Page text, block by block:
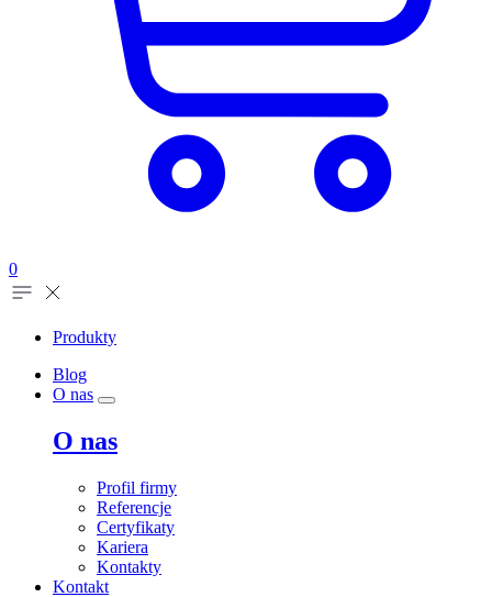
0
Produkty
Blog
O nas
O nas
Profil firmy
Referencje
Certyfikaty
Kariera
Kontakty
Kontakt